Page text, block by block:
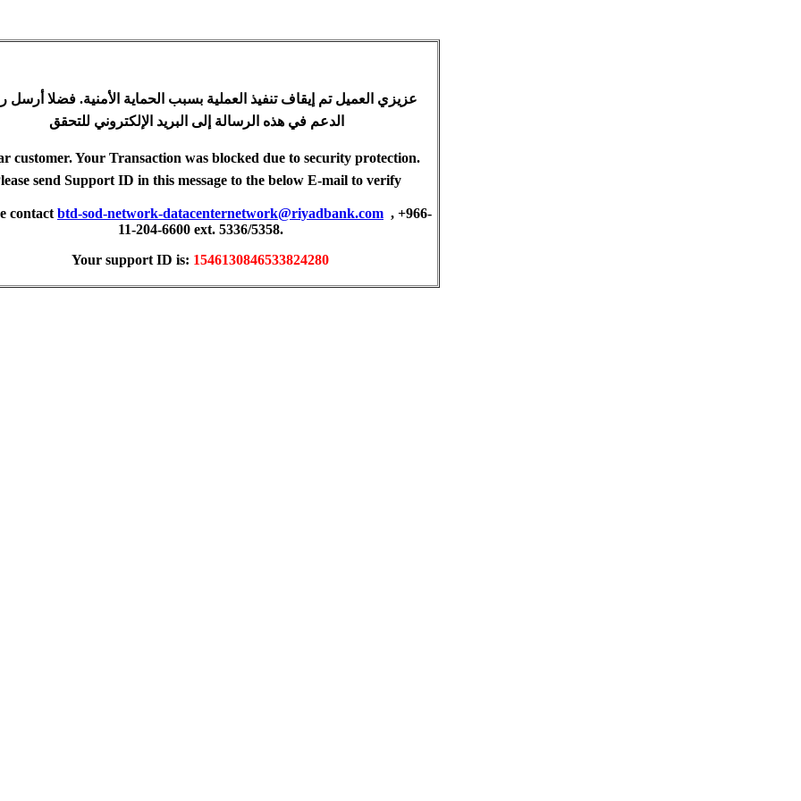
عزيزي العميل تم إيقاف تنفيذ العملية بسبب الحماية الأمنية. فضلا أرسل
customer. Your Transaction was blocked due to security protection.
send Support ID in this message to the below E-mail to verify
contact btd-sod-network-datacenternetwork@riyadbank.com , +966-
11-204-6600 ext. 5336/5358.
Your support ID is: 1546130846533824280